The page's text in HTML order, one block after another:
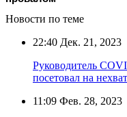
Новости по теме
22:40 Дек. 21, 2023
Руководитель
посетовал на
11:09 Фев. 28, 2023